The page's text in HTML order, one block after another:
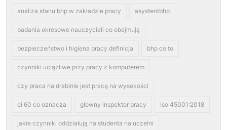
analiza stanu bhp w zakładzie pracy asystentbhp
badania okresowe nauczycieli co obejmują
bezpieczeństwo i higiena pracy definicja bhp co to
czynniki uciążliwe przy pracy z komputerem
czy praca na drabinie jest pracą na wysokości
ei 60 co oznacza glowny inspektor pracy iso 45001:2018
jakie czynniki oddziałują na studenta na uczelni